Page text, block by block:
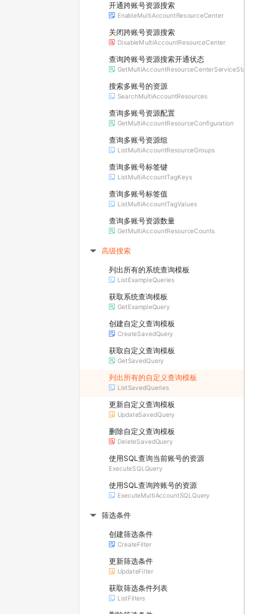
开通跨账号资源搜索
EnableMultiAccountResourceCenter
关闭跨账号资源搜索
DisableMultiAccountResourceCenter
查询跨账号资源搜索开通状态
GetMultiAccountResourceCenterServiceStatus
搜索多账号的资源
SearchMultiAccountResources
查询多账号资源配置
GetMultiAccountResourceConfiguration
查询多账号资源组
ListMultiAccountResourceGroups
查询多账号标签键
ListMultiAccountTagKeys
查询多账号标签值
ListMultiAccountTagValues
查询多账号资源数量
GetMultiAccountResourceCounts
▶ 高级搜索
列出所有的系统查询模板
ListExampleQueries
获取系统查询模板
GetExampleQuery
创建自定义查询模板
CreateSavedQuery
获取自定义查询模板
GetSavedQuery
列出所有的自定义查询模板
ListSavedQueries
更新自定义查询模板
UpdateSavedQuery
删除自定义查询模板
DeleteSavedQuery
使用SQL查询当前账号的资源
ExecuteSQLQuery
使用SQL查询跨账号的资源
ExecuteMultiAccountSQLQuery
▶ 筛选条件
创建筛选条件
CreateFilter
更新筛选条件
UpdateFilter
获取筛选条件列表
ListFilters